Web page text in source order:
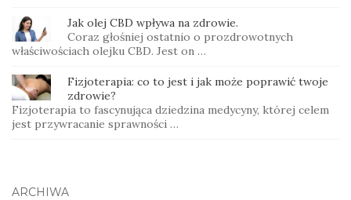
Jak olej CBD wpływa na zdrowie.
Coraz głośniej ostatnio o prozdrowotnych
właściwościach olejku CBD. Jest on …
Fizjoterapia: co to jest i jak może poprawić twoje
zdrowie?
Fizjoterapia to fascynująca dziedzina medycyny, której celem
jest przywracanie sprawności …
ARCHIWA